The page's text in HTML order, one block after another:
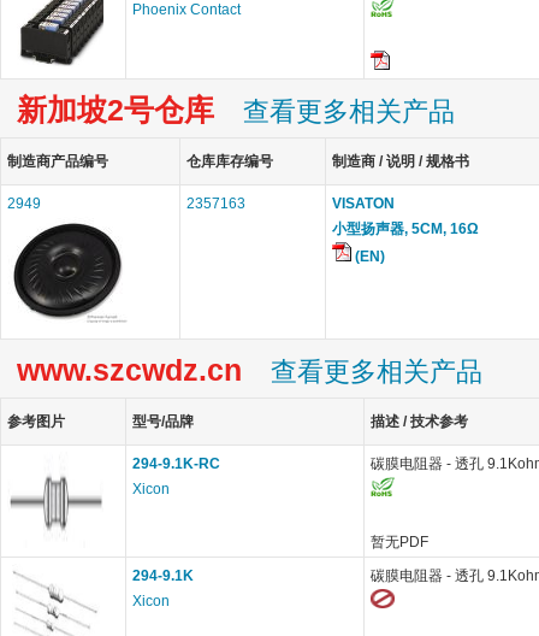
Phoenix Contact
新加坡2号仓库 查看更多相关产品
制造商产品编号 仓库库存编号 制造商 / 说明 / 规格书
2949 2357163
VISATON
小型扬声器, 5CM, 16Ω
(EN)
www.szcwdz.cn 查看更多相关产品
参考图片 型号/品牌 描述 / 技术参考
294-9.1K-RC
Xicon
碳膜电阻器 - 透孔
暂无PDF
294-9.1K
Xicon
碳膜电阻器 - 透孔